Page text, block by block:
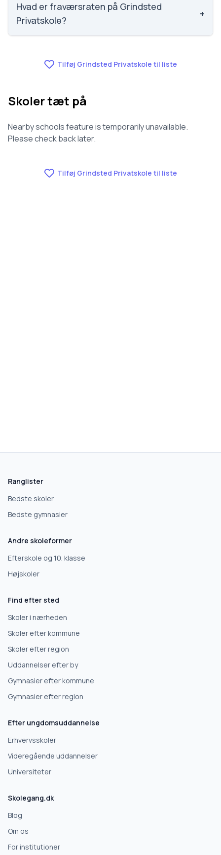
Privatskole.
Hvad er fraværsraten på Grindsted
Privatskole?
+
Tilføj Grindsted Privatskole til liste
Skoler tæt på
Nearby schools feature is temporarily unavailable.
Please check back later.
Tilføj Grindsted Privatskole til liste
Ranglister
Bedste skoler
Bedste gymnasier
Andre skoleformer
Efterskole og 10. klasse
Højskoler
Find efter sted
Skoler i nærheden
Skoler efter kommune
Skoler efter region
Uddannelser efter by
Gymnasier efter kommune
Gymnasier efter region
Efter ungdomsuddannelse
Erhvervsskoler
Videregående uddannelser
Universiteter
Skolegang.dk
Blog
Om os
For institutioner